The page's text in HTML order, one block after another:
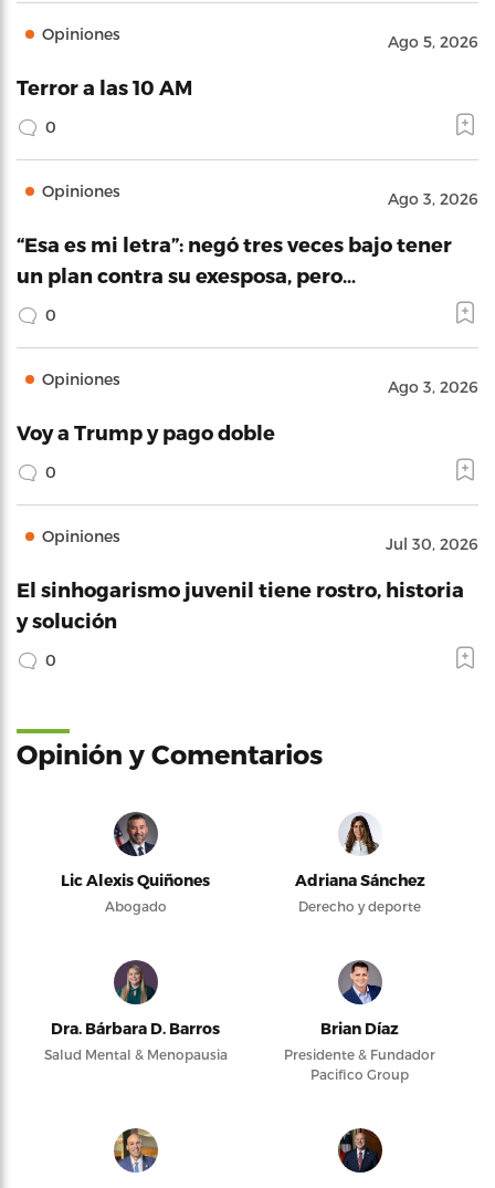
Opiniones Ago 5, 2026
Terror a las 10 AM
0
Opiniones Ago 3, 2026
“Esa es mi letra”: negó tres veces bajo tener
un plan contra su exesposa, pero…
0
Opiniones Ago 3, 2026
Voy a Trump y pago doble
0
Opiniones Jul 30, 2026
El sinhogarismo juvenil tiene rostro, historia
y solución
0
Opinión y Comentarios
Lic Alexis Quiñones
Abogado
Adriana Sánchez
Derecho y deporte
Dra. Bárbara D. Barros
Salud Mental & Menopausia
Brian Díaz
Presidente & Fundador
Pacifico Group